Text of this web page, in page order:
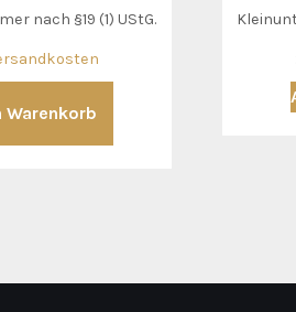
nach §19 (1) UStG.
Warenkorb